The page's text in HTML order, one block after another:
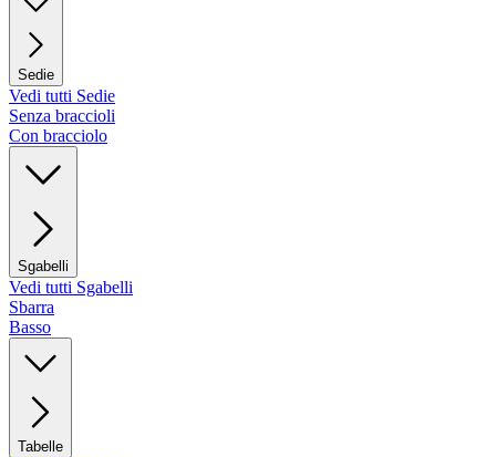
Sedie
Vedi tutti Sedie
Senza braccioli
Con bracciolo
Sgabelli
Vedi tutti Sgabelli
Sbarra
Basso
Tabelle